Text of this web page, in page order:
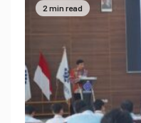
2 min read